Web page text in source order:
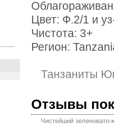
Цвет: Ф.2/1 и
Чистота: 3+
Регион:
Танзаниты
Отзывы
Чистейший зеленовато-